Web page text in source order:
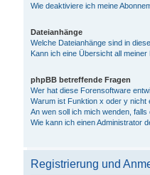
Wie deaktiviere ich meine
Dateianhänge
Welche Dateianhänge sind in
Kann ich eine Übersicht all
phpBB betreffende Fragen
Wer hat diese Forensoftware
Warum ist Funktion x oder y nicht
An wen soll ich mich wenden,
Wie kann ich einen Administrator
Registrierung und